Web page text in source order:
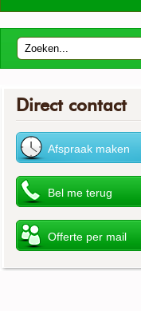
Direct contact